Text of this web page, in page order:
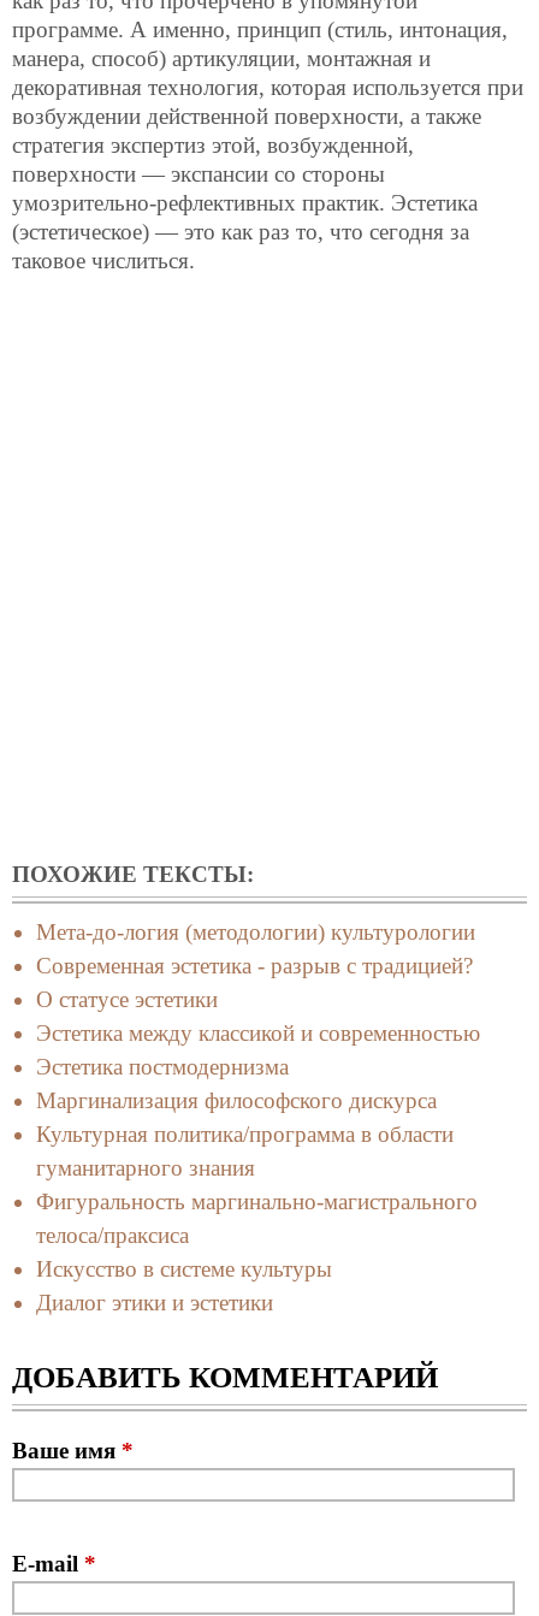
программе. А именно, принцип (стиль, интонация,
манера, способ) артикуляции, монтажная и
декоративная технология, которая используется при
возбуждении действенной поверхности, а также
стратегия экспертиз этой, возбужденной,
поверхности — экспансии со стороны
умозрительно-рефлективных практик. Эстетика
(эстетическое) — это как раз то, что сегодня за
таковое числиться.
ПОХОЖИЕ ТЕКСТЫ:
Мета-до-логия (методологии) культурологии
Современная эстетика - разрыв с традицией?
О статусе эстетики
Эстетика между классикой и современностью
Эстетика постмодернизма
Маргинализация философского дискурса
Культурная политика/программа в области
гуманитарного знания
Фигуральность маргинально-магистрального
телоса/праксиса
Искусство в системе культуры
Диалог этики и эстетики
ДОБАВИТЬ КОММЕНТАРИЙ
Ваше имя *
E-mail *